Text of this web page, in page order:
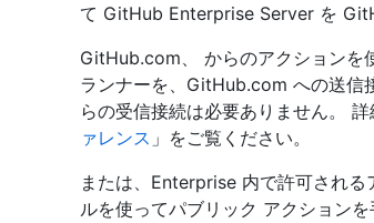
て GitHub Enterprise Server を
GitHub.com、 からのアクション
ランナーを、GitHub.com への送信
らの受信接続は必要ありません。
ァレンス 」をご覧ください。
または、Enterprise 内で許可される
ルを使ってパブリック アクション